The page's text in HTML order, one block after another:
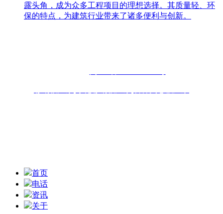
露头角，成为众多工程项目的理想选择。其质量轻、环
保的特点，为建筑行业带来了诸多便利与创新。
首页
电话
资讯
关于